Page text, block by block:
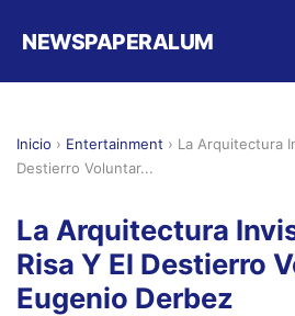
NEWSPAPERALUM
Inicio › Entertainment › La Arquitectura
Destierro Voluntar...
La Arquitectura
Risa Y El Destierro
Eugenio Derbez